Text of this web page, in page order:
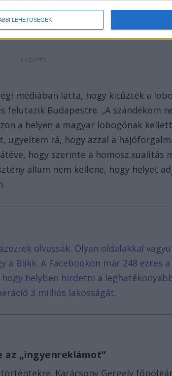
LEHETŐSÉGEK
médiában látta, hogy kitűzték a
Budapestre. „A szándékom
a helyen a magyar lobogónak
ügyeltem rá, hogy azzal a
hogy szerinte a homosz.xualitás
állam nem kellene, hogy helyet
olvassák. Olyan oldalakkal
a Blikk. A Facebookon már 248 ezres a
helyben hirdetni a
3 milliós lakosságát.
az „ingyenreklámot”
Karácsony Gergely